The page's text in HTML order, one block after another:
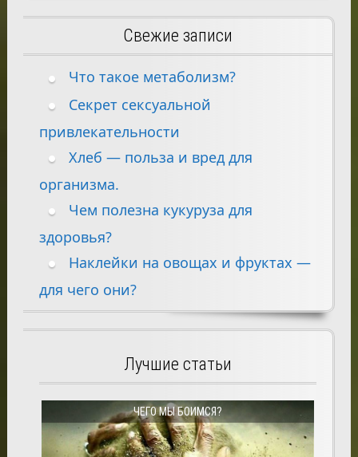
Свежие записи
Что такое метаболизм?
Секрет сексуальной
привлекательности
Хлеб — польза и вред для
организма.
Чем полезна кукуруза для
здоровья?
Наклейки на овощах и фруктах —
для чего они?
Лучшие статьи
ЧЕГО МЫ БОИМСЯ?